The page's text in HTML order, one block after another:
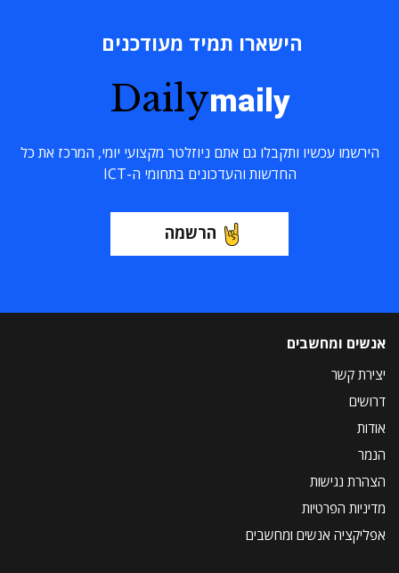
הישארו תמיד מעודכנים
Dailymaily
הירשמו עכשיו ותקבלו גם אתם ניוזלטר מקצועי יומי, המרכז את כל
החדשות והעדכונים בתחומי ה-ICT
הרשמה
אנשים ומחשבים
יצירת קשר
דרושים
אודות
הנמר
הצהרת נגישות
מדיניות הפרטיות
אפליקציה אנשים ומחשבים